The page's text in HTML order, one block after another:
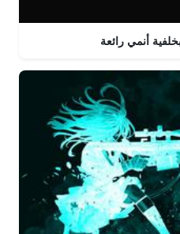
أنمي رائعة